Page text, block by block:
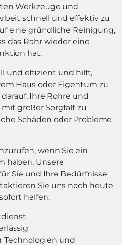
Werkzeuge und
schnell und effektiv zu
eine gründliche Reinigung,
das Rohr wieder eine
hat.
und effizient und hilft,
Haus oder Eigentum zu
Ihre Rohre und
großer Sorgfalt zu
Schäden oder Probleme
wenn Sie ein
haben. Unsere
Sie und Ihre Bedürfnisse
Sie uns noch heute
helfen.
Technologien und